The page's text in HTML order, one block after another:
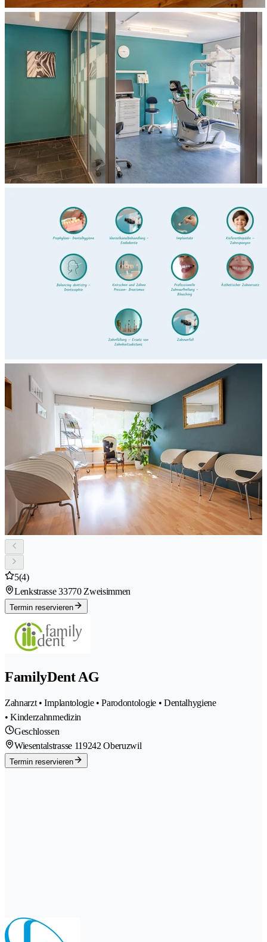
5(4)
Lenkstrasse 33770 Zweisimmen
Termin reservieren
FamilyDent AG
Zahnarzt • Implantologie • Parodontologie • Dentalhygiene
• Kinderzahnmedizin
Geschlossen
Wiesentalstrasse 119242 Oberuzwil
Termin reservieren